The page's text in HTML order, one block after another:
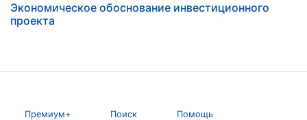
Экономическое обоснование инвестиционного
проекта
Премиум+ Поиск Помощь